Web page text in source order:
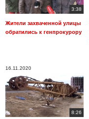
3:38
Жители захваченной улицы
обратились к генпрокурору
16.11.2020
8:26